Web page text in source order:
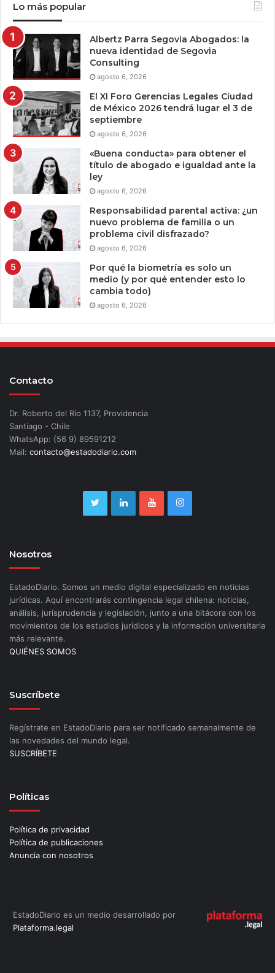
Lo más popular
Albertz Parra Segovia Abogados: la
nueva identidad de Segovia
Consulting
agosto 6, 2026
El XI Foro Gerencias Legales Ciudad
de México 2026 tendrá lugar el 3 de
septiembre
agosto 6, 2026
«Buena conducta» para obtener el
título de abogado e igualdad ante la
ley
agosto 6, 2026
Responsabilidad parental activa: ¿un
nuevo problema de familia o un
problema civil disfrazado?
agosto 6, 2026
Por qué la biometría es solo un
medio (y por qué entender esto lo
cambia todo)
agosto 6, 2026
Contacto
Dr. Roberto del Río 1137, Providencia
Santiago - Chile
WhatsApp: (56 9) 89591212
Mail: contacto@estadodiario.com
Nosotros
EstadoDiario. Somos un medio digital especializado en noticias
jurídicas. Aquí encontrarás contingencia legal chilena: noticias,
análisis, jurisprudencia y legislación, junto a una bitácora con los
movimientos de los estudios jurídicos y la información universitaria
más relevante.
QUIÉNES SOMOS
Suscríbete
Regístrate en EstadoDiario para ser notificado semanalmente de
las novedades del mundo legal.
SUSCRÍBETE
Políticas
Política de privacidad
Política de publicaciones
Anuncia con nosotros
EstadoDiario es un medio desarrollado por
Plataforma.legal